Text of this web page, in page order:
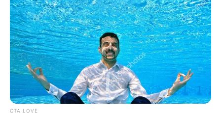
annak a kétgyermekes családapának az özvegye,
aki a Mol tiszaújvárosi üzemében történt
robbanásban vesztette életét. A nő közösségi
oldalán egy családi fotó mellett írt arról, mit
jelentett számukra a férfi.
Mint írtuk, a Mol tiszaújvárosi üzemében történt
robbanásban egy kétgyermekes édesapa halt meg,
CTA LOVE